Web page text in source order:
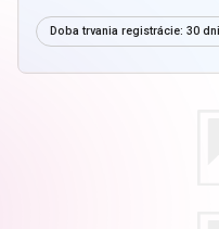
Doba trvania registrácie: 30 dni